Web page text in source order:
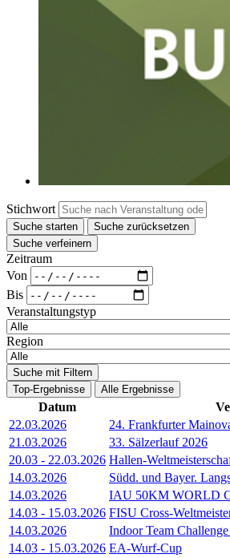
Stichwort
Suche starten
Suche zurücksetzen
Suche verfeinern
Zeitraum
Von
Bis
Veranstaltungstyp
Region
Suche mit Filtern
Top-Ergebnisse
Alle Ergebnisse
Datum
22.03.2026
24. Frankfurter
21.03.2026
33. Sälzerlauf 2026
20.03 - 22.03.2026 Hallen-
14.03.2026
Südd. und Bayer.
14.03.2026
IAU 50KM WORLD
14.03 - 15.03.2026 FISU Cross-
14.03.2026
Indoor Team
14.03 - 15.03.2026 EA-Wurf-Cup